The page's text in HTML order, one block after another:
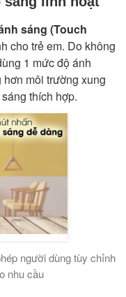
sáng (Touch
cho trẻ em. Do không
1 mức độ ánh
môi trường xung
thích hợp.
người dùng tùy chỉnh
nhu cầu